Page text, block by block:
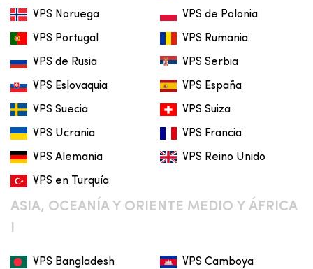
VPS Noruega VPS de Polonia
VPS Portugal VPS Rumania
VPS de Rusia VPS Serbia
VPS Eslovaquia VPS España
VPS Suecia VPS Suiza
VPS Ucrania VPS Francia
VPS Alemania VPS Reino Unido
VPS en Turquía
ASIA, OCEANÍA Y ORIENTE MEDIO Y ÁFRICA
I
VPS Bangladesh VPS Camboya